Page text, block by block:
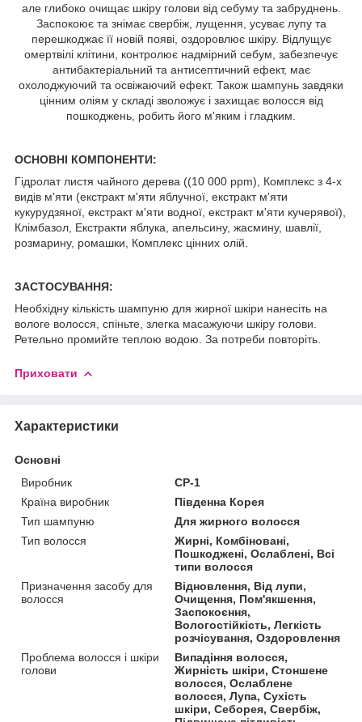
але глибоко очищає шкіру голови від себуму та забруднень.
Заспокоює та знімає свербіж, лущення, усуває лупу та
перешкоджає її новій появі, оздоровлює шкіру. Відлущує
омертвілі клітини, контролює надмірний себум, забезпечує
антибактеріальний та антисептичний ефект, має
охолоджуючий та освіжаючий ефект. Також шампунь завдяки
цінним оліям у складі зволожує і захищає волосся від
пошкоджень, робить його м'яким і гладким.
ОСНОВНІ КОМПОНЕНТИ:
Гідролат листя чайного дерева ((10 000 ppm), Комплекс з 4-х
видів м'яти (екстракт м'яти яблучної, екстракт м'яти
кукурудзяної, екстракт м'яти водної, екстракт м'яти кучерявої),
Клімбазол, Екстракти яблука, апельсину, жасмину, шавлії,
розмарину, ромашки, Комплекс цінних олій.
ЗАСТОСУВАННЯ:
Необхідну кількість шампуню для жирної шкіри нанесіть на
вологе волосся, спіньте, злегка масажуючи шкіру голови.
Ретельно промийте теплою водою. За потреби повторіть.
Приховати
Характеристики
Основні
Виробник
CP-1
Країна виробник
Південна Корея
Тип шампуню
Для жирного волосся
Тип волосся
Жирні, Комбіновані,
Пошкоджені, Ослаблені, Всі
типи волосся
Призначення засобу для
волосся
Відновлення, Від лупи,
Очищення, Пом'якшення,
Заспокоєння,
Вологостійкість, Легкість
розчісування, Оздоровлення
Проблема волосся і шкіри
голови
Випадіння волосся,
Жирність шкіри, Стоншене
волосся, Ослаблене
волосся, Лупа, Сухість
шкіри, Себорея, Свербіж,